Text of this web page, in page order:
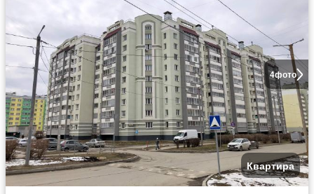
4фото
Квартира